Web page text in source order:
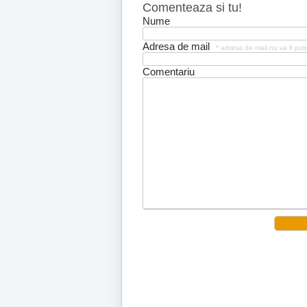
Comenteaza si tu!
Nume
Adresa de mail * adresa de mail nu va fi
Comentariu